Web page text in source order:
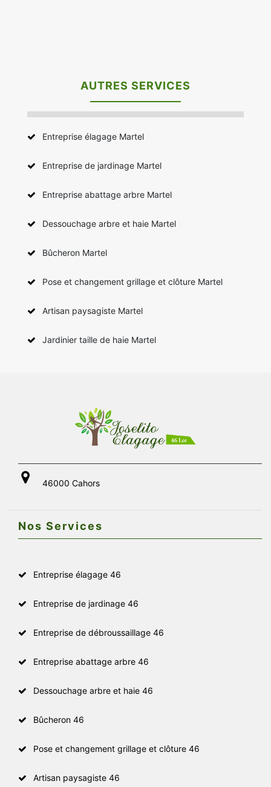
AUTRES SERVICES
Entreprise élagage Martel
Entreprise de jardinage Martel
Entreprise abattage arbre Martel
Dessouchage arbre et haie Martel
Bûcheron Martel
Pose et changement grillage et clôture Martel
Artisan paysagiste Martel
Jardinier taille de haie Martel
46000 Cahors
Nos Services
Entreprise élagage 46
Entreprise de jardinage 46
Entreprise de débroussaillage 46
Entreprise abattage arbre 46
Dessouchage arbre et haie 46
Bûcheron 46
Pose et changement grillage et clôture 46
Artisan paysagiste 46